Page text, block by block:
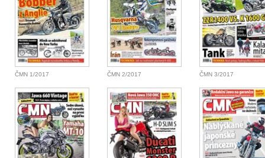
ČMN 1/2017 ČMN 2/2017 ČMN 3/2017